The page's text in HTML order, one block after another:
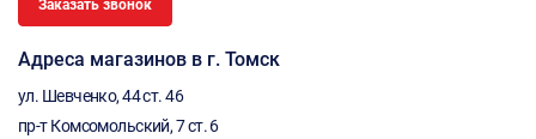
Заказать звонок
Адреса магазинов в г. Томск
ул. Шевченко, 44 ст. 46
пр-т Комсомольский, 7 ст. 6